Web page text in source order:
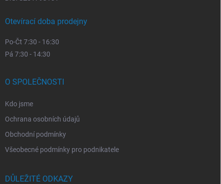
Otevírací doba prodejny
Po-Čt 7:30 - 16:30
Pá 7:30 - 14:30
O SPOLEČNOSTI
Kdo jsme
Ochrana osobních údajů
Obchodní podmínky
Všeobecné podmínky pro podnikatele
DŮLEŽITÉ ODKAZY